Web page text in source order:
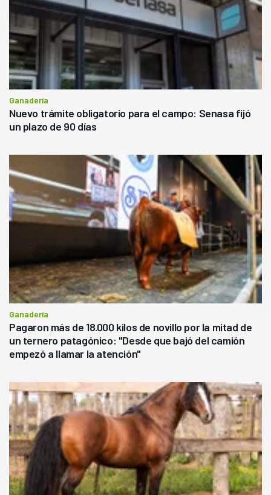
Ganadería
Nuevo trámite obligatorio para el campo: Senasa fijó
un plazo de 90 días
Ganadería
Pagaron más de 18.000 kilos de novillo por la mitad de
un ternero patagónico: "Desde que bajó del camión
empezó a llamar la atención"